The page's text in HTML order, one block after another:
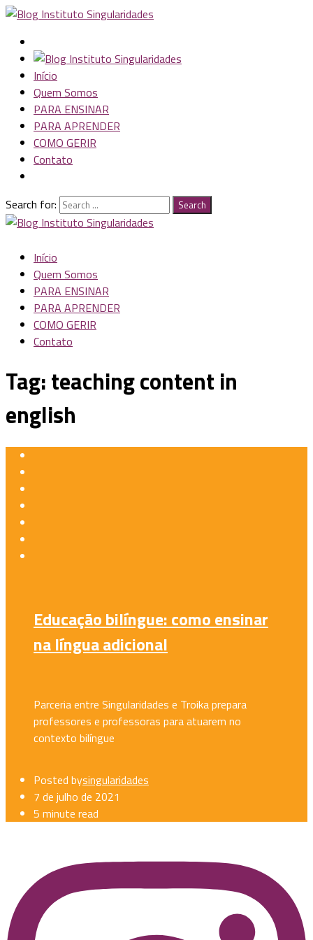
Início
Quem Somos
PARA ENSINAR
PARA APRENDER
COMO GERIR
Contato
Search for: Search
Início
Quem Somos
PARA ENSINAR
PARA APRENDER
COMO GERIR
Contato
Tag:teaching content in
english
Educação bilíngue: como ensinar
na língua adicional
Parceria entre Singularidades e Troika prepara
professores e professoras para atuarem no
contexto bilíngue
Posted bysingularidades
7 de julho de 2021
5 minute read